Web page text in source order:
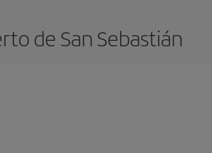
de San Sebastián